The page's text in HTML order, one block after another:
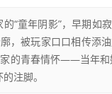
“童年阴影”，早期如
，被玩家口口相传添
的青春情怀——当年和
注脚。